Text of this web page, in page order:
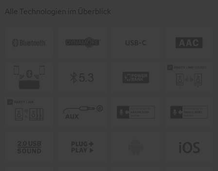
Alle Technologien im Überblick